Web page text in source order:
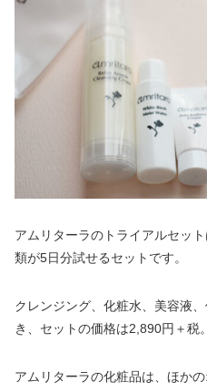
アムリターラのトライアルセッ
類が5日分試せるセットです。
クレンジング、化粧水、美容液
き、セットの価格は2,890円＋税。
アムリターラの化粧品は、ほか